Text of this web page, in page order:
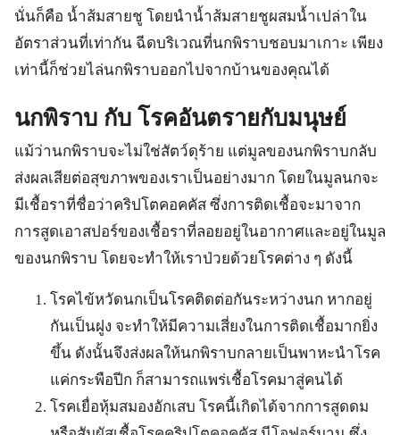
นั่นก็คือ น้ำส้มสายชู โดยนำน้ำส้มสายชูผสมน้ำเปล่าใน
อัตราส่วนที่เท่ากัน ฉีดบริเวณที่นกพิราบชอบมาเกาะ เพียง
เท่านี้ก็ช่วยไล่นกพิราบออกไปจากบ้านของคุณได้
นกพิราบ กับ โรคอันตรายกับมนุษย์
แม้ว่านกพิราบจะไม่ใช่สัตว์ดุร้าย แต่มูลของนกพิราบกลับ
ส่งผลเสียต่อสุขภาพของเราเป็นอย่างมาก โดยในมูลนกจะ
มีเชื้อราที่ชื่อว่าคริปโตคอคคัส ซึ่งการติดเชื้อจะมาจาก
การสูดเอาสปอร์ของเชื้อราที่ลอยอยู่ในอากาศและอยู่ในมูล
ของนกพิราบ โดยจะทำให้เราป่วยด้วยโรคต่าง ๆ ดังนี้
โรคไข้หวัดนกเป็นโรคติดต่อกันระหว่างนก หากอยู่
กันเป็นฝูง จะทำให้มีความเสี่ยงในการติดเชื้อมากยิ่ง
ขึ้น ดังนั้นจึงส่งผลให้นกพิราบกลายเป็นพาหะนำโรค
แค่กระพือปีก ก็สามารถแพร่เชื้อโรคมาสู่คนได้
โรคเยื่อหุ้มสมองอักเสบ โรคนี้เกิดได้จากการสูดดม